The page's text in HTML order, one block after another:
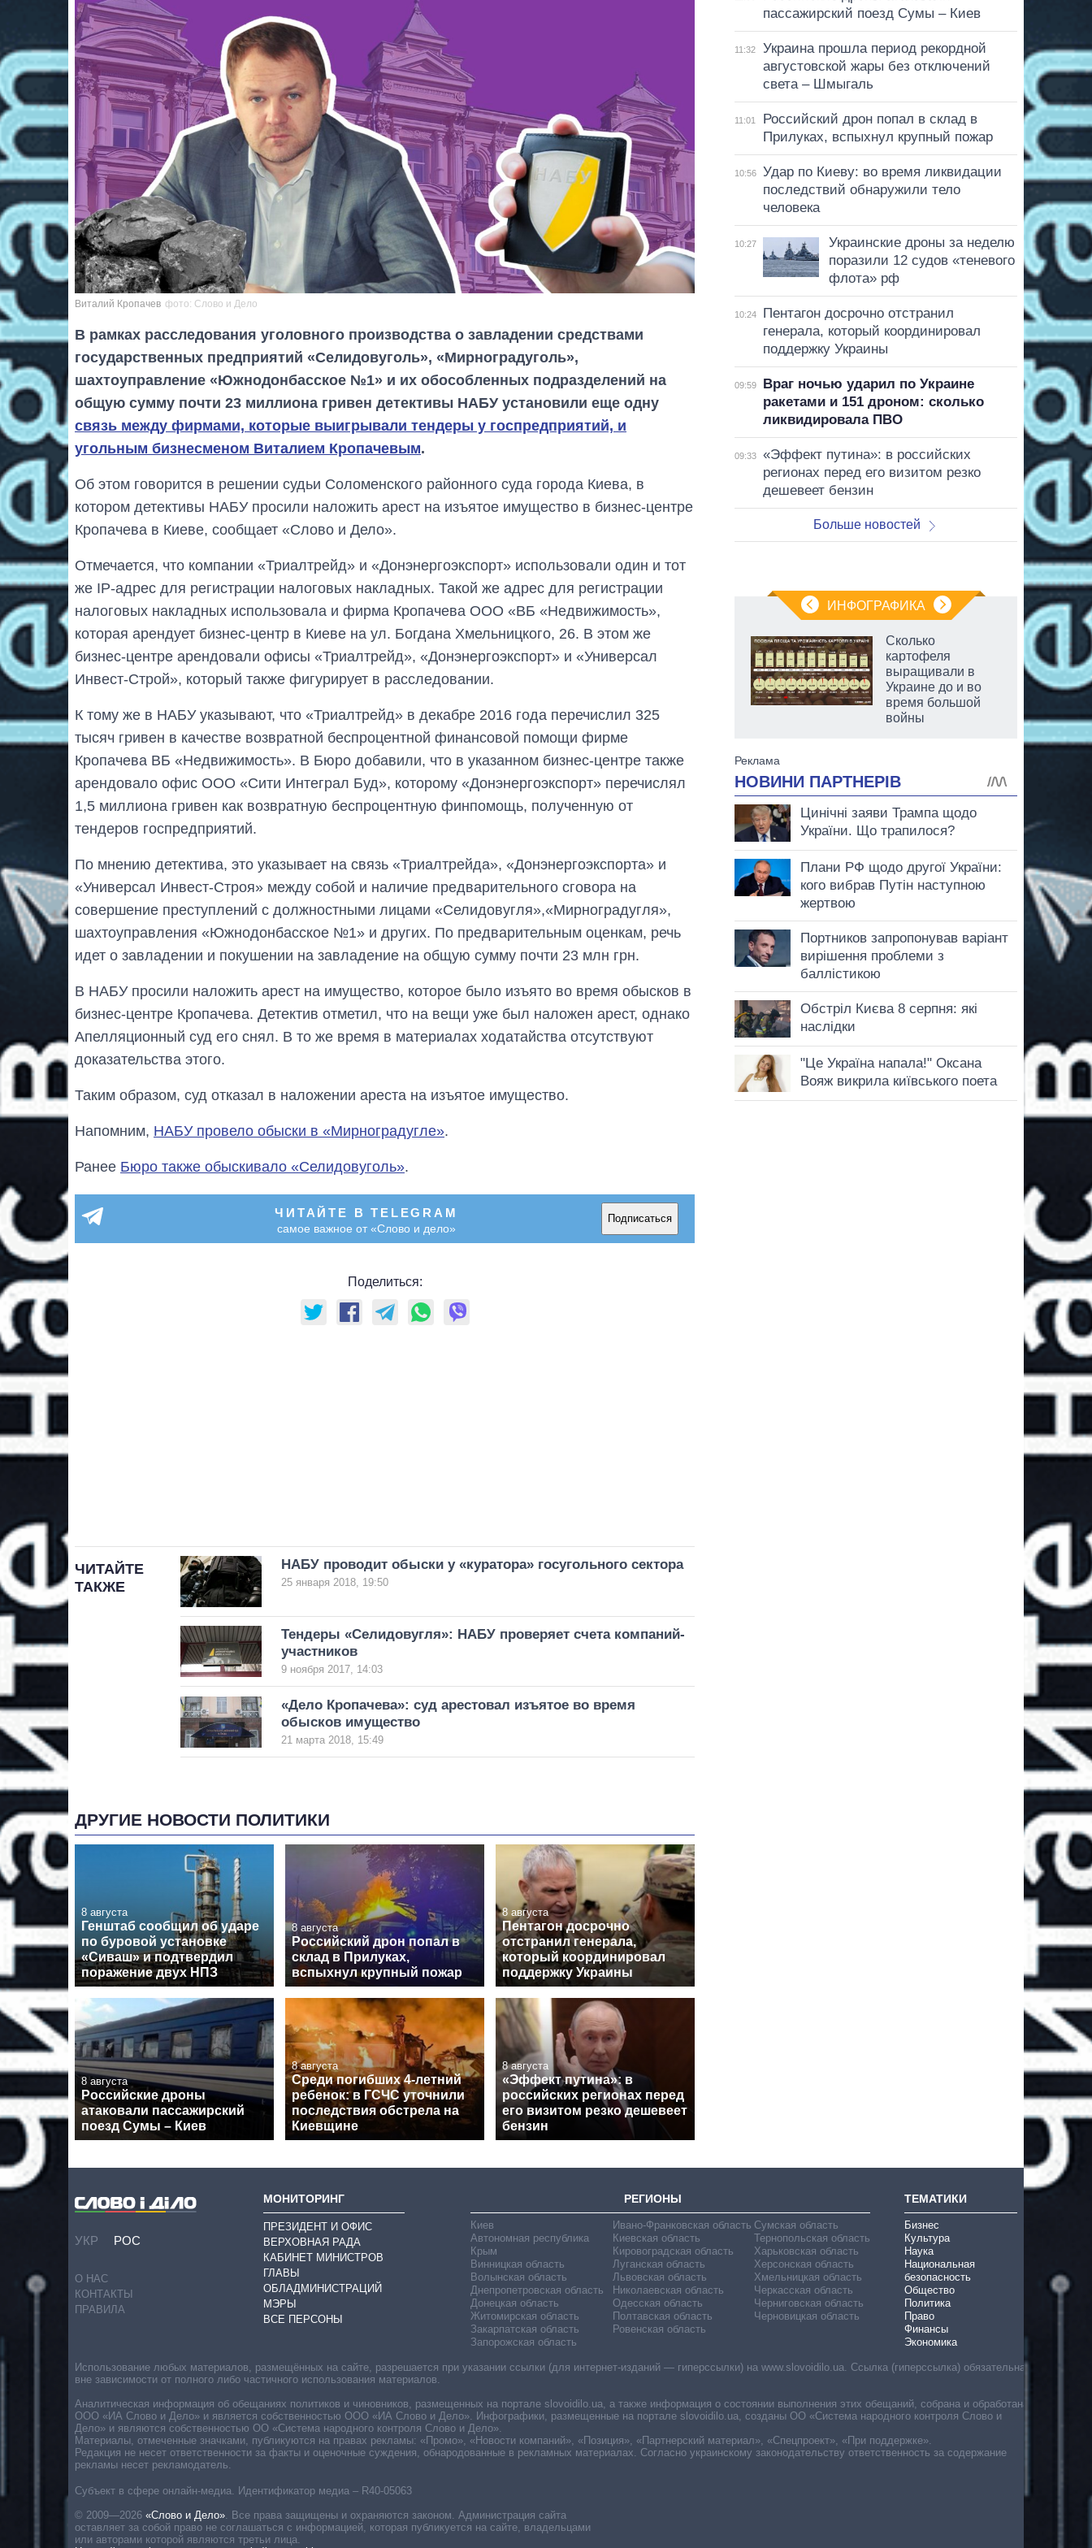
Виталий Кропачев фото: Слово и Дело
В рамках расследования уголовного производства о завладении средствами
государственных предприятий «Селидовуголь», «Мирноградуголь»,
шахтоуправление «Южнодонбасское №1» и их обособленных подразделений на
общую сумму почти 23 миллиона гривен детективы НАБУ установили еще одну
связь между фирмами, которые выигрывали тендеры у госпредприятий, и
угольным бизнесменом Виталием Кропачевым.
Об этом говорится в решении судьи Соломенского районного суда города Киева, в
котором детективы НАБУ просили наложить арест на изъятое имущество в бизнес-центре
Кропачева в Киеве, сообщает «Слово и Дело».
Отмечается, что компании «Триалтрейд» и «Донэнергоэкспорт» использовали один и тот
же IP-адрес для регистрации налоговых накладных. Такой же адрес для регистрации
налоговых накладных использовала и фирма Кропачева ООО «ВБ «Недвижимость»,
которая арендует бизнес-центр в Киеве на ул. Богдана Хмельницкого, 26. В этом же
бизнес-центре арендовали офисы «Триалтрейд», «Донэнергоэкспорт» и «Универсал
Инвест-Строй», который также фигурирует в расследовании.
К тому же в НАБУ указывают, что «Триалтрейд» в декабре 2016 года перечислил 325
тысяч гривен в качестве возвратной беспроцентной финансовой помощи фирме
Кропачева ВБ «Недвижимость». В Бюро добавили, что в указанном бизнес-центре также
арендовало офис ООО «Сити Интеграл Буд», которому «Донэнергоэкспорт» перечислял
1,5 миллиона гривен как возвратную беспроцентную финпомощь, полученную от
тендеров госпредприятий.
По мнению детектива, это указывает на связь «Триалтрейда», «Донэнергоэкспорта» и
«Универсал Инвест-Строя» между собой и наличие предварительного сговора на
совершение преступлений с должностными лицами «Селидовугля»,«Мирноградугля»,
шахтоуправления «Южнодонбасское №1» и других. По предварительным оценкам, речь
идет о завладении и покушении на завладение на общую сумму почти 23 млн грн.
В НАБУ просили наложить арест на имущество, которое было изъято во время обысков в
бизнес-центре Кропачева. Детектив отметил, что на вещи уже был наложен арест, однако
Апелляционный суд его снял. В то же время в материалах ходатайства отсутствуют
доказательства этого.
Таким образом, суд отказал в наложении ареста на изъятое имущество.
Напомним, НАБУ провело обыски в «Мирноградугле».
Ранее Бюро также обыскивало «Селидовуголь».
ЧИТАЙТЕ В TELEGRAM
самое важное от «Слово и дело»
Подписаться
Поделиться:
ЧИТАЙТЕ
ТАКЖЕ
НАБУ проводит обыски у «куратора» госугольного сектора
25 января 2018, 19:50
Тендеры «Селидовугля»: НАБУ проверяет счета компаний-
участников
9 ноября 2017, 14:03
«Дело Кропачева»: суд арестовал изъятое во время
обысков имущество
21 марта 2018, 15:49
ДРУГИЕ НОВОСТИ ПОЛИТИКИ
8 августа
Генштаб сообщил об ударе
по буровой установке
«Сиваш» и подтвердил
поражение двух НПЗ
8 августа
Российский дрон попал в
склад в Прилуках,
вспыхнул крупный пожар
8 августа
Пентагон досрочно
отстранил генерала,
который координировал
поддержку Украины
8 августа
Российские дроны
атаковали пассажирский
поезд Сумы – Киев
8 августа
Среди погибших 4-летний
ребенок: в ГСЧС уточнили
последствия обстрела на
Киевщине
8 августа
«Эффект путина»: в
российских регионах перед
его визитом резко дешевеет
бензин
пассажирский поезд Сумы – Киев
11:32
Украина прошла период рекордной
августовской жары без отключений
света – Шмыгаль
11:01
Российский дрон попал в склад в
Прилуках, вспыхнул крупный пожар
10:56
Удар по Киеву: во время ликвидации
последствий обнаружили тело
человека
10:27
Украинские дроны за неделю
поразили 12 судов «теневого
флота» рф
10:24
Пентагон досрочно отстранил
генерала, который координировал
поддержку Украины
09:59
Враг ночью ударил по Украине
ракетами и 151 дроном: сколько
ликвидировала ПВО
09:33
«Эффект путина»: в российских
регионах перед его визитом резко
дешевеет бензин
Больше новостей
ИНФОГРАФИКА
От 1 месяца – до 5
лет: кто и как долго
Сколько
картофеля
выращивали в
Украине до и во
время большой
войны
УКР РОС
О НАС
КОНТАКТЫ
ПРАВИЛА
МОНИТОРИНГ
ПРЕЗИДЕНТ И ОФИС
ВЕРХОВНАЯ РАДА
КАБИНЕТ МИНИСТРОВ
ГЛАВЫ
ОБЛАДМИНИСТРАЦИЙ
МЭРЫ
ВСЕ ПЕРСОНЫ
РЕГИОНЫ
Киев
Автономная республика
Крым
Винницкая область
Волынская область
Днепропетровская область
Донецкая область
Житомирская область
Закарпатская область
Запорожская область
Ивано-Франковская область
Киевская область
Кировоградская область
Луганская область
Львовская область
Николаевская область
Одесская область
Полтавская область
Ровенская область
Сумская область
Тернопольская область
Харьковская область
Херсонская область
Хмельницкая область
Черкасская область
Черниговская область
Черновицкая область
ТЕМАТИКИ
Бизнес
Культура
Наука
Национальная
безопасность
Общество
Политика
Право
Финансы
Экономика
Субъект в сфере онлайн-медиа. Идентификатор медиа – R40-05063
© 2009—2026 «Слово и Дело». Все права защищены и охраняются законом. Администрация сайта
оставляет за собой право не соглашаться с информацией, которая публикуется на сайте, владельцами
или авторами которой являются третьи лица.
Использование любых материалов, размещённых на сайте, разрешается при указании ссылки (для интернет-изданий — гиперссылки) на www.slovoidilo.ua. Ссылка (гиперссылка) обязательна
вне зависимости от полного либо частичного использования материалов.
Аналитическая информация об обещаниях политиков и чиновников, размещенных на портале slovoidilo.ua, а также информация о состоянии выполнения этих обещаний, собрана и обработана
ООО «ИА Слово и Дело» и является собственностью ООО «ИА Слово и Дело». Инфографики, размещенные на портале slovoidilo.ua, созданы ОО «Система народного контроля Слово и
Дело» и являются собственностью ОО «Система народного контроля Слово и Дело».
Материалы, отмеченные значками, публикуются на правах рекламы: «Промо», «Новости компаний», «Позиция», «Партнерский материал», «Спецпроект», «При поддержке».
Редакция не несет ответственности за факты и оценочные суждения, обнародованные в рекламных материалах. Согласно украинскому законодательству ответственность за содержание
рекламы несет рекламодатель.